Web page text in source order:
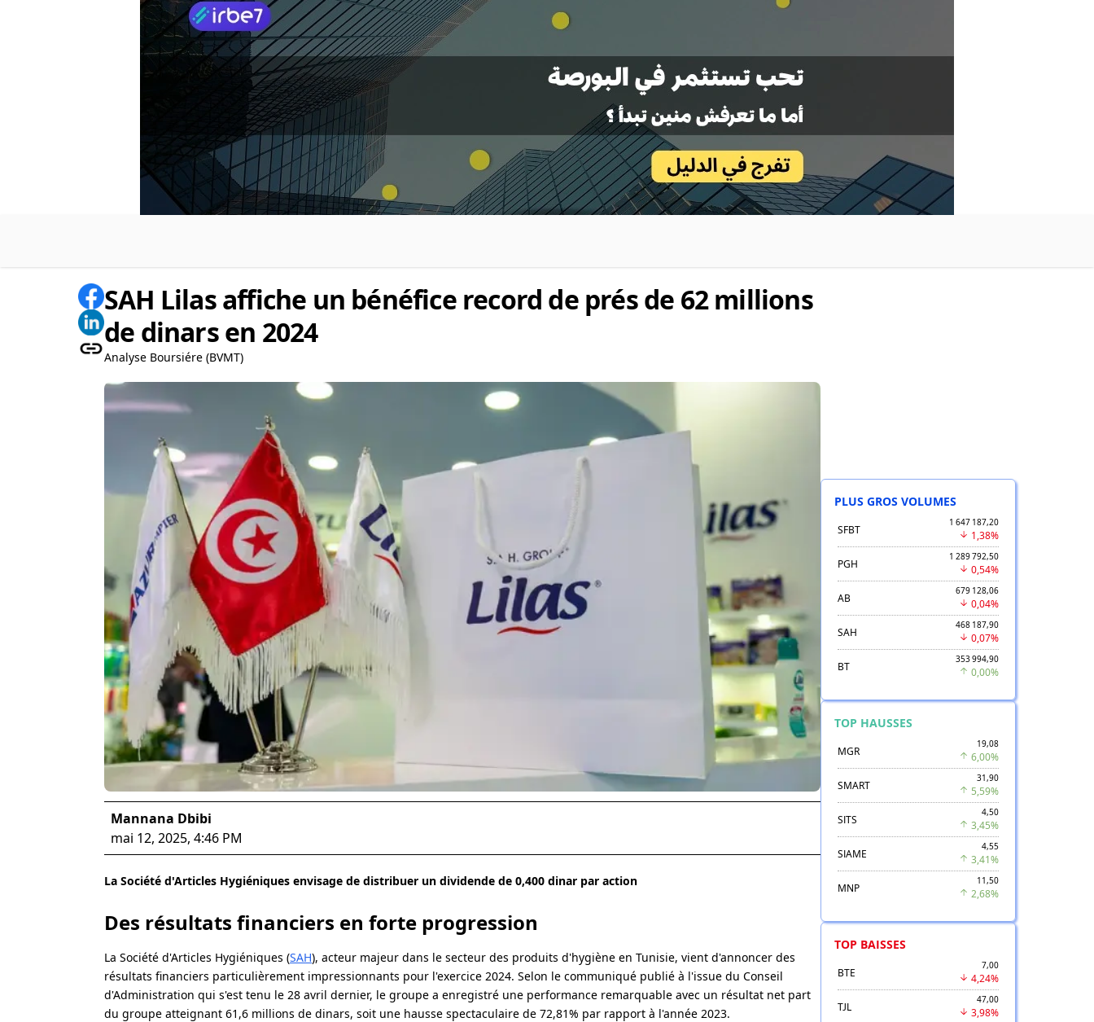
SAH Lilas affiche un bénéfice record de prés de 62 millions
de dinars en 2024
Analyse Boursiére (BVMT)
Mannana Dbibi
mai 12, 2025, 4:46 PM
La Société d'Articles Hygiéniques envisage de distribuer un dividende de 0,400 dinar par action
Des résultats financiers en forte progression
La Société d'Articles Hygiéniques (SAH), acteur majeur dans le secteur des produits d'hygiène en Tunisie, vient d'annoncer des
résultats financiers particulièrement impressionnants pour l'exercice 2024. Selon le communiqué publié à l'issue du Conseil
d'Administration qui s'est tenu le 28 avril dernier, le groupe a enregistré une performance remarquable avec un résultat net part
du groupe atteignant 61,6 millions de dinars, soit une hausse spectaculaire de 72,81% par rapport à l'année 2023.
PLUS GROS VOLUMES
SFBT
1 647 187,20
1,38%
PGH
1 289 792,50
0,54%
AB
679 128,06
0,04%
SAH
468 187,90
0,07%
BT
353 994,90
0,00%
TOP HAUSSES
MGR
19,08
6,00%
SMART
31,90
5,59%
SITS
4,50
3,45%
SIAME
4,55
3,41%
MNP
11,50
2,68%
TOP BAISSES
BTE
7,00
4,24%
TJL
47,00
3,98%